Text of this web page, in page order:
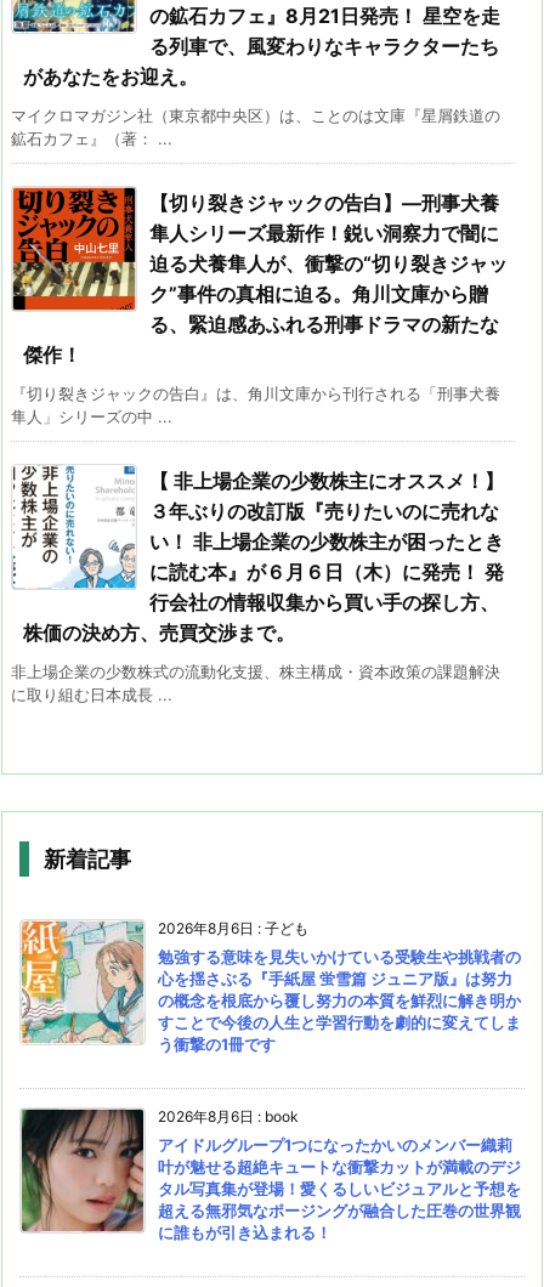
の鉱石カフェ』8月21日発売！ 星空を走
る列車で、風変わりなキャラクターたち
があなたをお迎え。
マイクロマガジン社（東京都中央区）は、ことのは文庫『星屑鉄道の
鉱石カフェ』（著： ...
【切り裂きジャックの告白】―刑事犬養
隼人シリーズ最新作！鋭い洞察力で闇に
迫る犬養隼人が、衝撃の“切り裂きジャッ
ク”事件の真相に迫る。角川文庫から贈
る、緊迫感あふれる刑事ドラマの新たな
傑作！
『切り裂きジャックの告白』は、角川文庫から刊行される「刑事犬養
隼人」シリーズの中 ...
【 非上場企業の少数株主にオススメ！】
３年ぶりの改訂版『売りたいのに売れな
い！ 非上場企業の少数株主が困ったとき
に読む本』が６月６日（木）に発売！ 発
行会社の情報収集から買い手の探し方、
株価の決め方、売買交渉まで。
非上場企業の少数株式の流動化支援、株主構成・資本政策の課題解決
に取り組む日本成長 ...
新着記事
2026年8月6日 : 子ども
勉強する意味を見失いかけている受験生や挑戦者の
心を揺さぶる『手紙屋 蛍雪篇 ジュニア版』は努力
の概念を根底から覆し努力の本質を鮮烈に解き明か
すことで今後の人生と学習行動を劇的に変えてしま
う衝撃の1冊です
2026年8月6日 : book
アイドルグループ1つになったかいのメンバー織莉
叶が魅せる超絶キュートな衝撃カットが満載のデジ
タル写真集が登場！愛くるしいビジュアルと予想を
超える無邪気なポージングが融合した圧巻の世界観
に誰もが引き込まれる！